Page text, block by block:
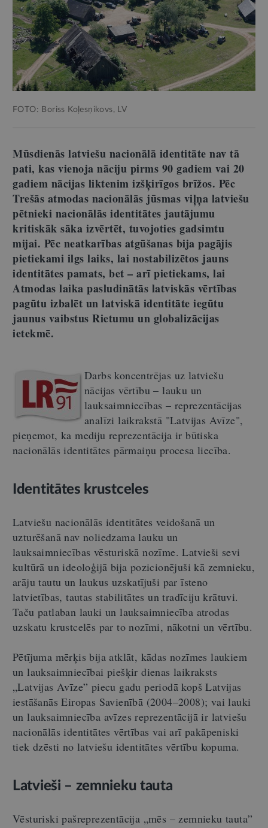
FOTO: Boriss Koļesņikovs, LV
Mūsdienās latviešu nacionālā identitāte nav tā
pati, kas vienoja nāciju pirms 90 gadiem vai 20
gadiem nācijas liktenim izšķirīgos brīžos. Pēc
Trešās atmodas nacionālās jūsmas viļņa latviešu
pētnieki nacionālās identitātes jautājumu
kritiskāk sāka izvērtēt, tuvojoties gadsimtu
mijai. Pēc neatkarības atgūšanas bija pagājis
pietiekami ilgs laiks, lai nostabilizētos jauns
identitātes pamats, bet – arī pietiekams, lai
Atmodas laika pasludinātās latviskās vērtības
pagūtu izbalēt un latviskā identitāte iegūtu
jaunus vaibstus Rietumu un globalizācijas
ietekmē.
Darbs koncentrējas uz latviešu
nācijas vērtību – lauku un
lauksaimniecības – reprezentācijas
analīzi laikrakstā "Latvijas Avīze",
pieņemot, ka mediju reprezentācija ir būtiska
nacionālās identitātes pārmaiņu procesa liecība.
Identitātes krustceles
Latviešu nacionālās identitātes veidošanā un
uzturēšanā nav noliedzama lauku un
lauksaimniecības vēsturiskā nozīme. Latvieši sevi
kultūrā un ideoloģijā bija pozicionējuši kā zemnieku,
arāju tautu un laukus uzskatījuši par īsteno
latvietības, tautas stabilitātes un tradīciju krātuvi.
Taču patlaban lauki un lauksaimniecība atrodas
uzskatu krustcelēs par to nozīmi, nākotni un vērtību.
Pētījuma mērķis bija atklāt, kādas nozīmes laukiem
un lauksaimniecībai piešķir dienas laikraksts
„Latvijas Avīze” piecu gadu periodā kopš Latvijas
iestāšanās Eiropas Savienībā (2004–2008); vai lauki
un lauksaimniecība avīzes reprezentācijā ir latviešu
nacionālās identitātes vērtības vai arī pakāpeniski
tiek dzēsti no latviešu identitātes vērtību kopuma.
Latvieši – zemnieku tauta
Vēsturiski pašreprezentācija „mēs – zemnieku tauta”